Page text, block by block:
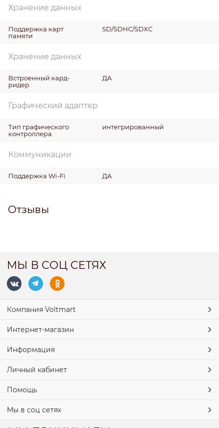
Хранение данных
Поддержка карт
памяти
SD/SDHC/SDXC
Хранение данных
Встроенный кард-
ридер
ДА
Графический адаптер
Тип графического
контроллера
интегрированный
Коммуникации
Поддержка Wi-Fi ДА
Отзывы
МЫ В СОЦ СЕТЯХ
Компания Voltmart
Интернет-магазин
Информация
Личный кабинет
Помощь
Мы в соц сетях